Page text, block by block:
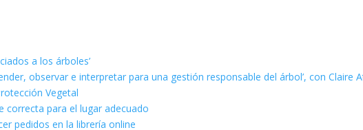
a los árboles’
observar e interpretar para una gestión responsable del árbol’, con Claire
Vegetal
correcta para el lugar adecuado
pedidos en la librería online